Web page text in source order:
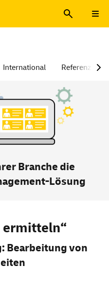
International Referenzen
Branche die
Lösung
ermitteln“
Bearbeitung von